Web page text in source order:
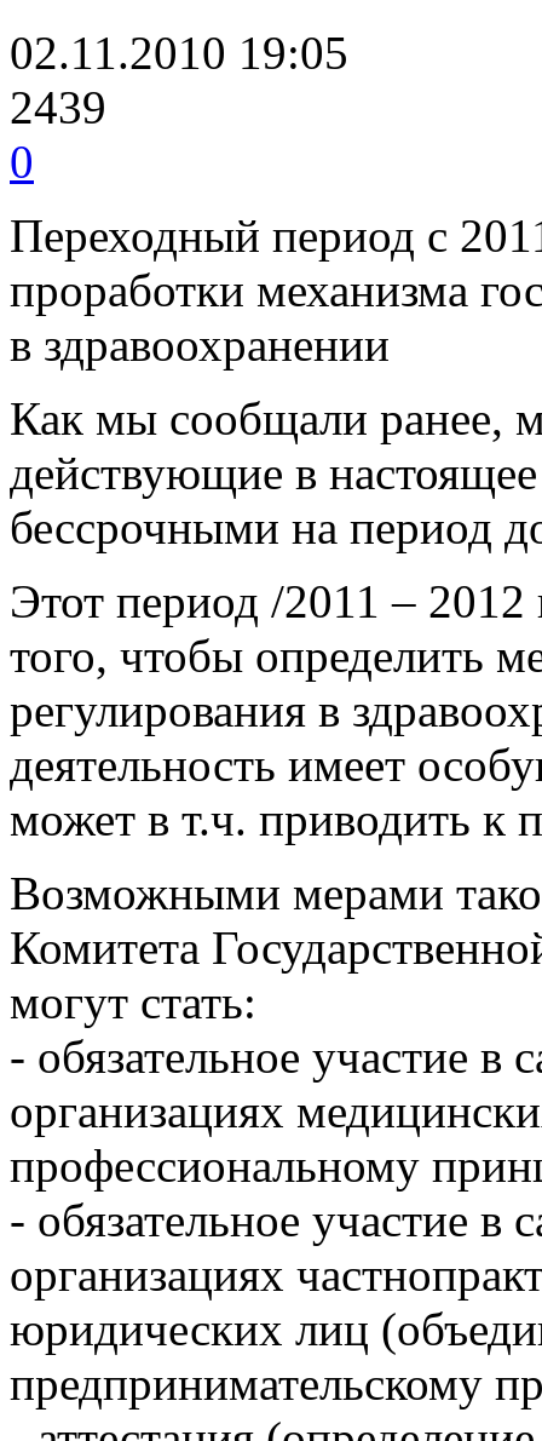
02.11.2010 19:05
2439
0
Переходный период с
проработки механизма
в здравоохранении
Как мы сообщали ранее,
действующие в
бессрочными на период
Этот период /2011 – 2012
того, чтобы определить
регулирования в
деятельность имеет
может в т.ч. приводить к
Возможными мерами
Комитета
могут стать:
- обязательное участие в
организациях
профессиональному
- обязательное участие в
организациях
юридических лиц
предпринимательскому